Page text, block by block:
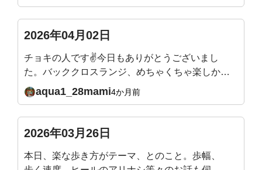
2026年04月02日
チョキの人です✌今日もありがとうございまし
た。バッククロスランジ、めちゃくちゃ楽しかっ
たです✨バックランジよりやりやすい、バランス
が取りやすい気がします。足裏から体幹、しっか
て20秒、見事にフラフラで、足裏も踵も足首も不
安要素ありながら、軸かな？体幹かな？と悩んで
いたところです。足指も前よりマシになりました
aqua1_28mami4か月前
2026年03月26日
本日、楽な歩き方がテーマ、とのこと。歩幅、